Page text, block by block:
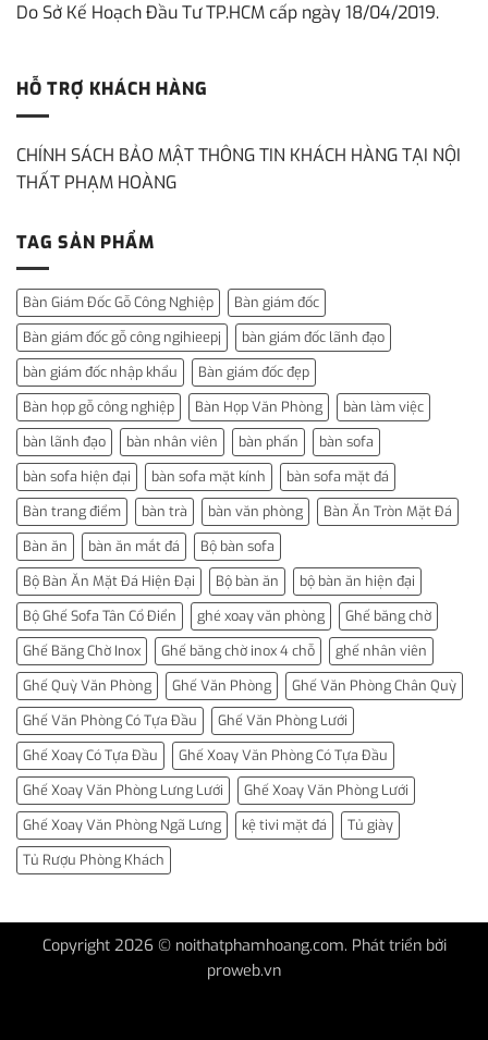
Do Sở Kế Hoạch Đầu Tư TP.HCM cấp ngày 18/04/2019.
HỖ TRỢ KHÁCH HÀNG
CHÍNH SÁCH BẢO MẬT THÔNG TIN KHÁCH HÀNG TẠI NỘI
THẤT PHẠM HOÀNG
TAG SẢN PHẨM
Bàn Giám Đốc Gỗ Công Nghiệp
Bàn giám đốc
Bàn giám đốc gỗ công ngihieepj
bàn giám đốc lãnh đạo
bàn giám đốc nhập khẩu
Bàn giám đốc đẹp
Bàn họp gỗ công nghiệp
Bàn Họp Văn Phòng
bàn làm việc
bàn lãnh đạo
bàn nhân viên bàn phấn
bàn sofa
bàn sofa hiện đại
bàn sofa mặt kính
bàn sofa mặt đá
Bàn trang điểm
bàn trà bàn văn phòng
Bàn Ăn Tròn Mặt Đá
Bàn ăn
bàn ăn mắt đá
Bộ bàn sofa
Bộ Bàn Ăn Mặt Đá Hiện Đại
Bộ bàn ăn
bộ bàn ăn hiện đại
Bộ Ghế Sofa Tân Cổ Điển
ghé xoay văn phòng
Ghế băng chờ
Ghế Băng Chờ Inox
Ghế băng chờ inox 4 chỗ
ghế nhân viên
Ghế Quỳ Văn Phòng
Ghế Văn Phòng
Ghế Văn Phòng Chân Quỳ
Ghế Văn Phòng Có Tựa Đầu
Ghế Văn Phòng Lưới
Ghế Xoay Có Tựa Đầu
Ghế Xoay Văn Phòng Có Tựa Đầu
Ghế Xoay Văn Phòng Lưng Lưới
Ghế Xoay Văn Phòng Lưới
Ghế Xoay Văn Phòng Ngã Lưng
kệ tivi mặt đá
Tủ giày
Tủ Rượu Phòng Khách
Copyright 2026 © noithatphamhoang.com. Phát triển bởi
proweb.vn